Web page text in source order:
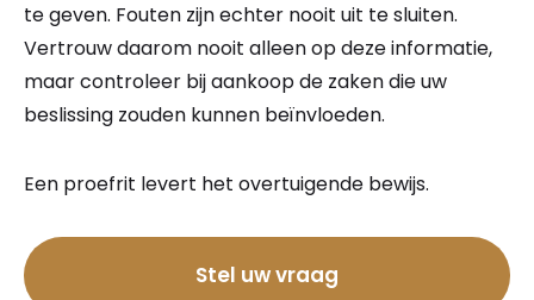
te geven. Fouten zijn echter nooit uit te sluiten.
Vertrouw daarom nooit alleen op deze informatie,
maar controleer bij aankoop de zaken die uw
beslissing zouden kunnen beïnvloeden.
Een proefrit levert het overtuigende bewijs.
Stel uw vraag